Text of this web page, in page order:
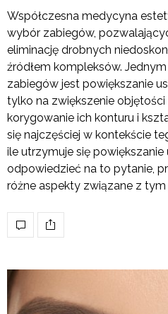
Współczesna medycyna
wybór zabiegów,
eliminację drobnych
źródłem kompleksów.
zabiegów jest powiększanie
tylko na zwiększenie objętości
korygowanie ich konturu i
się najczęściej w kontekście
ile utrzymuje się powiększanie
odpowiedzieć na to pytanie,
różne aspekty związane z